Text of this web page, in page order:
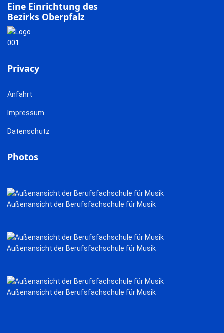
Eine Einrichtung des
Bezirks Oberpfalz
Privacy
Anfahrt
Impressum
Datenschutz
Photos
Außenansicht der Berufsfachschule für Musik
Außenansicht der Berufsfachschule für Musik
Außenansicht der Berufsfachschule für Musik